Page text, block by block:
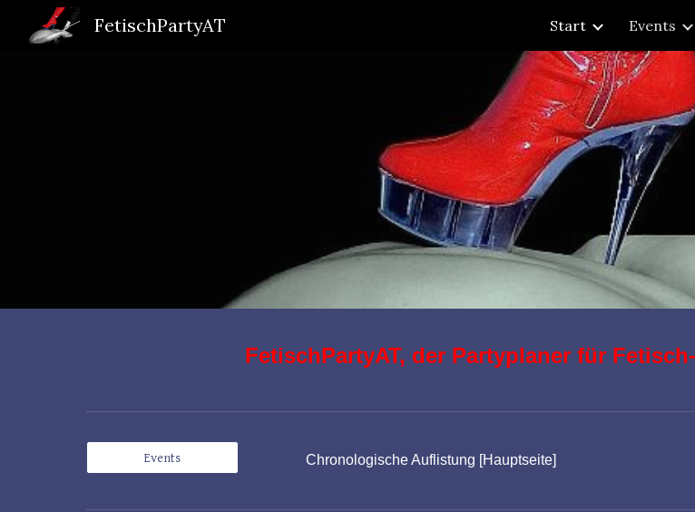
FetischPartyAT Start Events
FetischPartyAT, der Partyplaner für
Events Chronologische Auflistung [Hauptseite]